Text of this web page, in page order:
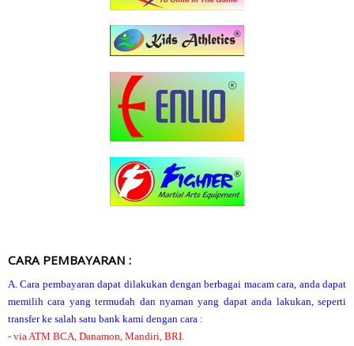
CARA PEMBAYARAN :
A. Cara pembayaran dapat dilakukan dengan berbagai macam cara, anda dapat
memilih cara yang termudah dan nyaman yang dapat anda lakukan, seperti
transfer ke salah satu bank kami dengan cara :
- via ATM BCA, Danamon, Mandiri, BRI.